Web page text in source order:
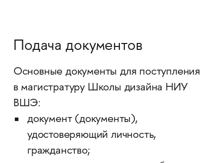
Подача документов
Основные документы для поступления
в магистратуру Школы дизайна НИУ
ВШЭ:
документ (документы),
удостоверяющий личность,
гражданство;